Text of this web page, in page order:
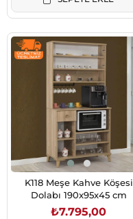
K118 Meşe Kahve Köşesi
Dolabı 190x95x45 cm
₺7.795,00